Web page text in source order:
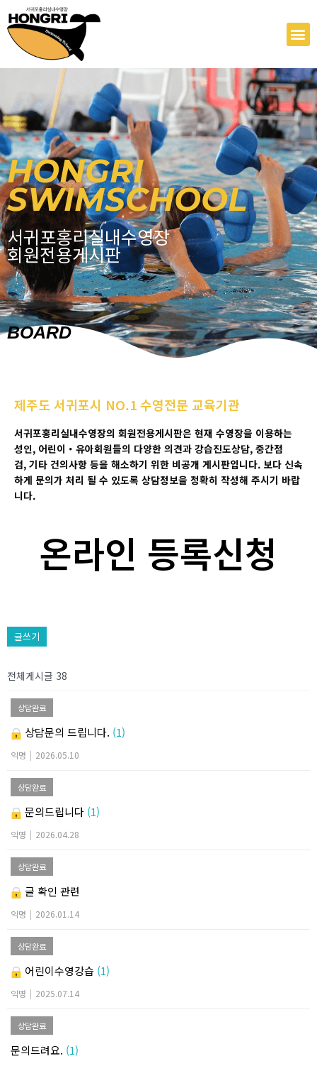
텐
건
기
HONGRI
SWIMSCHOOL
서귀포홍리실내수영장
회원전용게시판
BOARD
제주도 서귀포시 NO.1 수영전문 교육기관
서귀포홍리실내수영장의 회원전용게시판은 현재 수영장을 이용하는
성인, 어린이 ・ 유아회원들의 다양한 의견과 강습진도상담, 중간점
검, 기타 건의사항 등을 해소하기 위한 비공개 게시판입니다. 보다 신속
하게 문의가 처리 될 수 있도록 상담정보을 정확히 작성해 주시기 바랍
니다.
온라인 등록신청
글쓰기
전체게시글 38
상담완료
상담문의 드립니다. (1)
익명 | 2026.05.10
상담완료
문의드립니다 (1)
익명 | 2026.04.28
상담완료
글 확인 관련
익명 | 2026.01.14
상담완료
어린이수영강습 (1)
익명 | 2025.07.14
상담완료
문의드려요. (1)